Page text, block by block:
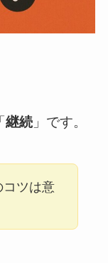
継続」です。
コツは意